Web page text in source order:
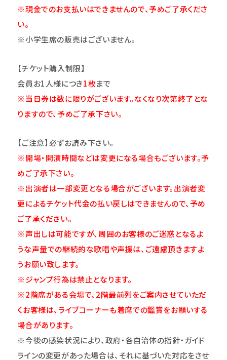
※現金でのお支払いはできませんので、予めご了承くださ
い。
※小学生席の販売はございません。
【チケット購入制限】
会員お1人様につき1枚まで
※当日券は数に限りがございます。なくなり次第終了とな
りますので、予めご了承下さい。
【ご注意】必ずお読み下さい。
※開場・開演時間などは変更になる場合もございます。予
めご了承下さい。
※出演者は一部変更となる場合がございます。出演者変
更によるチケット代金の払い戻しはできませんので、予め
ご了承ください。
※声出しは可能ですが、周囲のお客様のご迷惑となるよ
うな声量での継続的な歌唱や声援は、ご遠慮頂きますよ
うお願い致します。
※ジャンプ行為は禁止となります。
※2階席がある会場で、2階最前列をご案内させていただ
くお客様は、ライブコーナーも着席での鑑賞をお願いする
場合があります。
※今後の感染状況により、政府・各自治体の指針・ガイド
ラインの変更があった場合は、それに基づいた対応をさせ